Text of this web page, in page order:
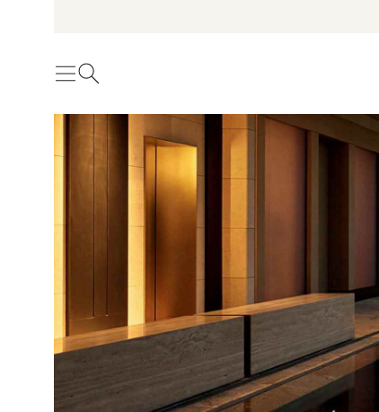
MenyÖppna sök